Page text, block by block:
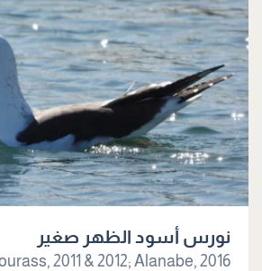
نورس أسود الظهر صغير
2011 & 2012; Alanabe, 2016